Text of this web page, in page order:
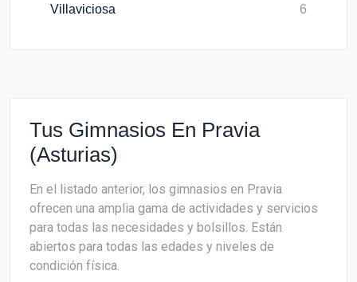
Villaviciosa 6
Tus Gimnasios En Pravia
(Asturias)
En el listado anterior, los gimnasios en Pravia
ofrecen una amplia gama de actividades y servicios
para todas las necesidades y bolsillos. Están
abiertos para todas las edades y niveles de
condición física.